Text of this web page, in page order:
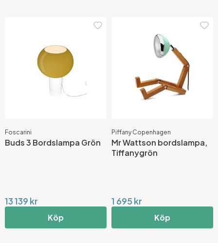
Foscarini
Buds 3 Bordslampa Grön
13 139 kr
Köp
Piffany Copenhagen
Mr Wattson bordslampa,
Tiffanygrön
1 695 kr
Köp